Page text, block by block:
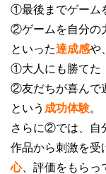
①最後までゲーム
②ゲームを自分の
といった達成感や、
①大人にも勝てた
②友だちが喜んで
という 成功体験。
さらに②では、自
作品から刺激を受
心、評価をもらっ